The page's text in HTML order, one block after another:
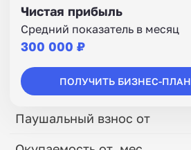
Чистая прибыль
Средний показатель в месяц
300 000 ₽
ПОЛУЧИТЬ БИЗНЕС-ПЛАН
Паушальный взнос от